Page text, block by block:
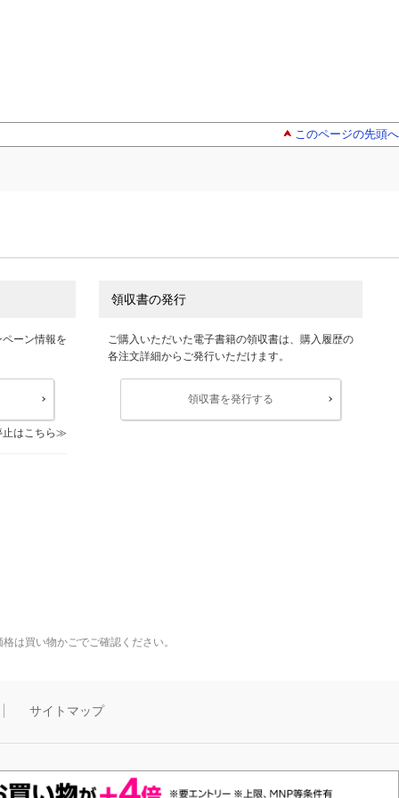
このページの先頭へ
ーン情報を
はこちら
領収書の発行
ご購入いただいた電子書籍の領収書は、購入履歴の
各注文詳細からご発行いただけます。
領収書を発行する
は買い物かごでご確認ください。
サイトマップ